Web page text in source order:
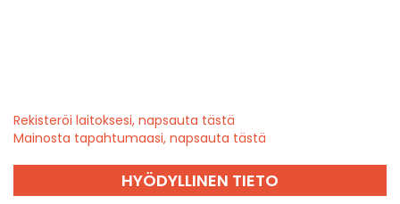
Rekisteröi laitoksesi, napsauta tästä
Mainosta tapahtumaasi, napsauta tästä
HYÖDYLLINEN TIETO